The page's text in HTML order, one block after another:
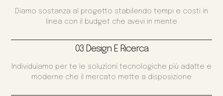
Diamo sostanza al progetto stabilendo tempi e costi in
linea con il budget che avevi in mente
03 Design E Ricerca
Individuiamo per te le soluzioni tecnologiche più adatte e
moderne che il mercato mette a disposizione